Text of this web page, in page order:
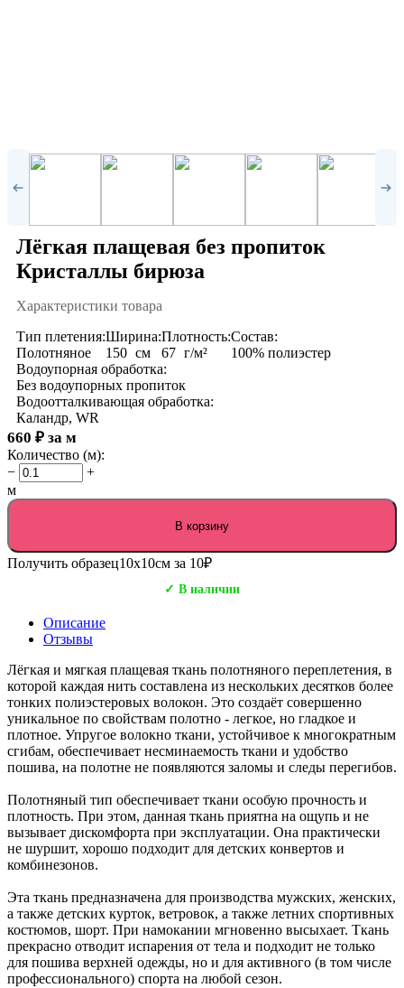
Лёгкая плащевая без пропиток
Кристаллы бирюза
Характеристики товара
Тип плетения:
Полотняное
Ширина:
150 см
Плотность:
67 г/м²
Состав:
100% полиэстер
Водоупорная обработка:
Без водоупорных пропиток
Водоотталкивающая обработка:
Каландр, WR
660 ₽ за м
Количество (м):
−
+
м
В корзину
Получить образец10х10см за 10₽
✓ В наличии
Описание
Отзывы
Лёгкая и мягкая плащевая ткань полотняного переплетения, в
которой каждая нить составлена из нескольких десятков более
тонких полиэстеровых волокон. Это создаёт совершенно
уникальное по свойствам полотно - легкое, но гладкое и
плотное. Упругое волокно ткани, устойчивое к многократным
сгибам, обеспечивает несминаемость ткани и удобство
пошива, на полотне не появляются заломы и следы перегибов.
Полотняный тип обеспечивает ткани особую прочность и
плотность. При этом, данная ткань приятна на ощупь и не
вызывает дискомфорта при эксплуатации. Она практически
не шуршит, хорошо подходит для детских конвертов и
комбинезонов.
Эта ткань предназначена для производства мужских, женских,
а также детских курток, ветровок, а также летних спортивных
костюмов, шорт. При намокании мгновенно высыхает. Ткань
прекрасно отводит испарения от тела и подходит не только
для пошива верхней одежды, но и для активного (в том числе
профессионального) спорта на любой сезон.